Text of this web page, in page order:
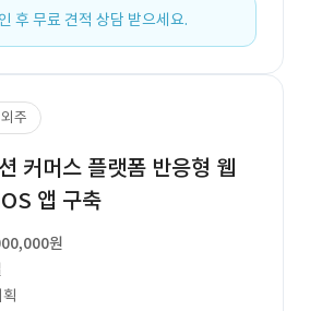
후 무료 견적 상담 받으세요.
외주
커머스 플랫폼 반응형 웹
앱 구축
원